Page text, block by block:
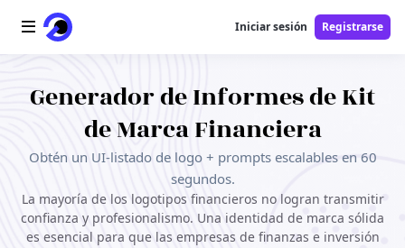
Inicio
Logotipo AI
Video AI
Iniciar sesión Registrarse
Generador de Informes de Kit
de Marca Financiera
Obtén un UI-listado de logo + prompts escalables en 60
segundos.
La mayoría de los logotipos financieros no logran transmitir
confianza y profesionalismo. Una identidad de marca sólida
es esencial para que las empresas de finanzas e inversión